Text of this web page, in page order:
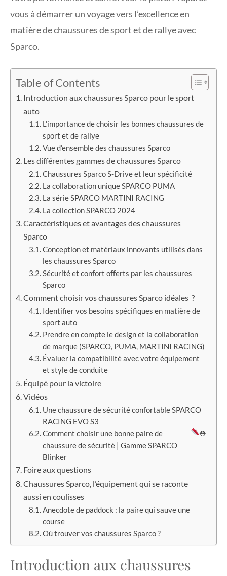
vous à démarrer un voyage vers l’excellence en
matière de chaussures de sport et de rallye avec
Sparco.
Table of Contents
Introduction aux chaussures Sparco pour le sport
auto
L’importance de choisir les bonnes chaussures de
sport et de rallye
Vue d’ensemble des chaussures Sparco
Les différentes gammes de chaussures Sparco
Chaussures Sparco S-Drive et leur spécificité
La collaboration unique SPARCO PUMA
La série SPARCO MARTINI RACING
La collection SPARCO 2024
Caractéristiques et avantages des chaussures
Sparco
Conception et matériaux innovants utilisés dans
les chaussures Sparco
Sécurité et confort offerts par les chaussures
Sparco
Comment choisir vos chaussures Sparco idéales ?
Identifier vos besoins spécifiques en matière de
sport auto
Prendre en compte le design et la collaboration
de marque (SPARCO, PUMA, MARTINI RACING)
Évaluer la compatibilité avec votre équipement
et style de conduite
Équipé pour la victoire
Vidéos
Une chaussure de sécurité confortable SPARCO
RACING EVO S3
Comment choisir une bonne paire de
chaussure de sécurité | Gamme SPARCO
Blinker
⛑
Foire aux questions
Chaussures Sparco, l’équipement qui se raconte
aussi en coulisses
Anecdote de paddock : la paire qui sauve une
course
Où trouver vos chaussures Sparco ?
Introduction aux chaussures